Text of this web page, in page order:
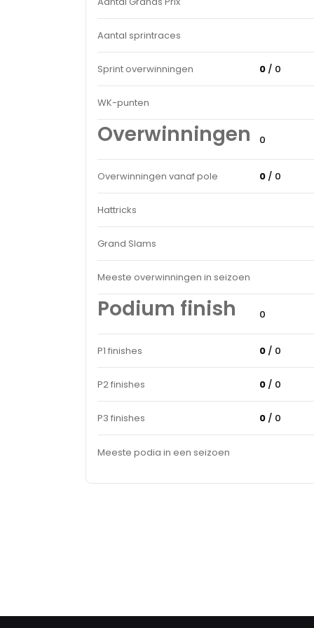
Aantal sprintraces
Sprint overwinningen 0 / 0
WK-punten
Overwinningen 0
Overwinningen vanaf pole 0 / 0
Hattricks
Grand Slams
Meeste overwinningen in seizoen
Podium finish 0
P1 finishes 0 / 0
P2 finishes 0 / 0
P3 finishes 0 / 0
Meeste podia in een seizoen